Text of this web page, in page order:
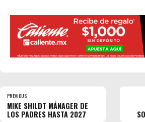
PREVIOUS
MIKE SHILDT MÁNAGER DE
LOS PADRES HASTA 2027